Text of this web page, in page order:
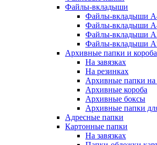
Файлы-вкладыши
Файлы-вкладыши
Файлы-вкладыши
Файлы-вкладыши
Файлы-вкладыши
Архивные папки и короба
На завязках
На резинках
Архивные папки на
Архивные короба
Архивные боксы
Архивные папки
Адресные папки
Картонные папки
На завязках